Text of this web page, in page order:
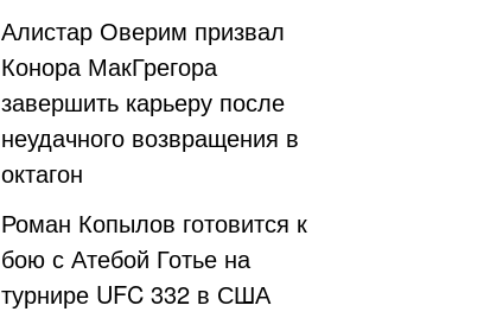
Алистар Оверим призвал
Конора МакГрегора
завершить карьеру после
неудачного возвращения в
октагон
Роман Копылов готовится к
бою с Атебой Готье на
турнире UFC 332 в США